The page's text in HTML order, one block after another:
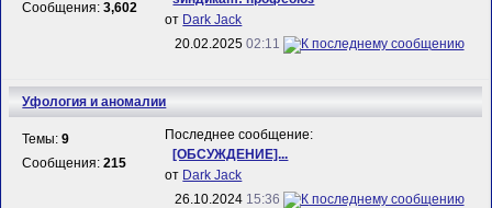
Сообщения:3,602
от Dark Jack
20.02.2025 02:11
Уфология и аномалии
Темы:9
Сообщения:215
Последнее сообщение:
[ОБСУЖДЕНИЕ]...
от Dark Jack
26.10.2024 15:36